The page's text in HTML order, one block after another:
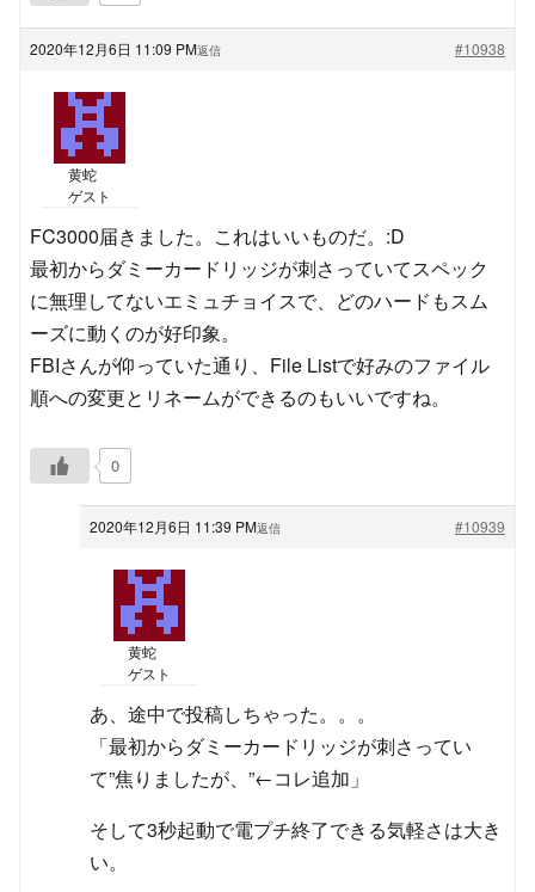
2020年12月6日 11:09 PM #10938
返信
黄蛇
ゲスト
FC3000届きました。これはいいものだ。:D
最初からダミーカードリッジが刺さっていてスペック
に無理してないエミュチョイスで、どのハードもスム
ーズに動くのが好印象。
FBIさんが仰っていた通り、File Listで好みのファイル
順への変更とリネームができるのもいいですね。
0
2020年12月6日 11:39 PM #10939
返信
黄蛇
ゲスト
あ、途中で投稿しちゃった。。。
「最初からダミーカードリッジが刺さってい
て”焦りましたが、”←コレ追加」
そして3秒起動で電プチ終了できる気軽さは大き
い。